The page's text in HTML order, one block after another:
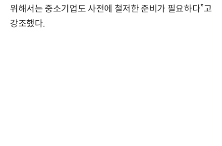
위해서는 중소기업도 사전에 철저한 준비가 필요하다”고
강조했다.